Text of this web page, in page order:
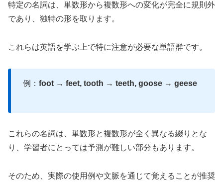
特定の名詞は、単数形から複数形への変化が完全に規則外
であり、独特の形を取ります。
これらは英語を学ぶ上で特に注意が必要な単語群です。
例： foot → feet, tooth → teeth, goose → geese
これらの名詞は、単数形と複数形が全く異なる綴りとな
り、学習者にとっては予測が難しい部分もあります。
そのため、実際の使用例や文脈を通じて覚えることが推奨